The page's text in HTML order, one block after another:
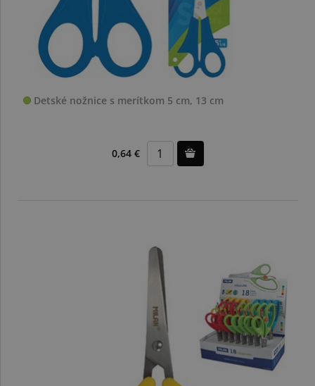
Detské nožnice s merítkom 5 cm, 13 cm
0,64 €